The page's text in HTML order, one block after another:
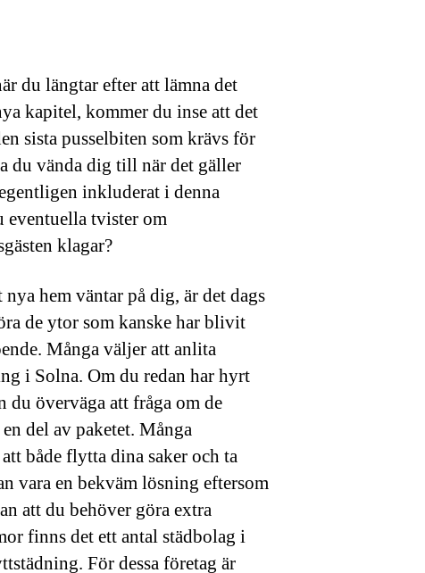
du längtar efter att lämna det
kapitel, kommer du inse att det
sista pusselbiten som krävs för
du vända dig till när det gäller
inkluderat i denna
eventuella tvister om
klagar?
hem väntar på dig, är det dags
de ytor som kanske har blivit
Många väljer att anlita
i Solna. Om du redan har hyrt
överväga att fråga om de
del av paketet. Många
både flytta dina saker och ta
vara en bekväm lösning eftersom
att du behöver göra extra
finns det ett antal städbolag i
För dessa företag är